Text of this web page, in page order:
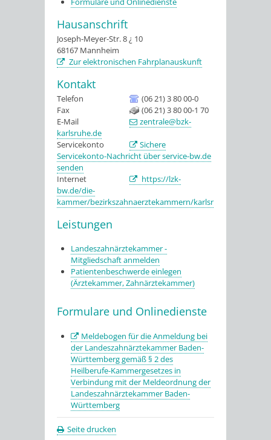
Hausanschrift
Joseph-Meyer-Str. 8 ¿ 10
68167 Mannheim
Zur elektronischen Fahrplanauskunft
Kontakt
Telefon
(06 21) 3 80 00-0
Fax
(06 21) 3 80 00-1 70
E-Mail
zentrale@bzk-
karlsruhe.de
Servicekonto
Sichere
Servicekonto-Nachricht über service-bw.de
senden
Internet
https://lzk-
bw.de/die-
kammer/bezirkszahnaerztekammern/karlsruhe/
Leistungen
Landeszahnärztekammer -
Mitgliedschaft anmelden
Patientenbeschwerde einlegen
(Ärztekammer, Zahnärztekammer)
Formulare und Onlinedienste
Meldebogen für die Anmeldung bei
der Landeszahnärztekammer Baden-
Württemberg gemäß § 2 des
Heilberufe-Kammergesetzes in
Verbindung mit der Meldeordnung der
Landeszahnärztekammer Baden-
Württemberg
Seite drucken